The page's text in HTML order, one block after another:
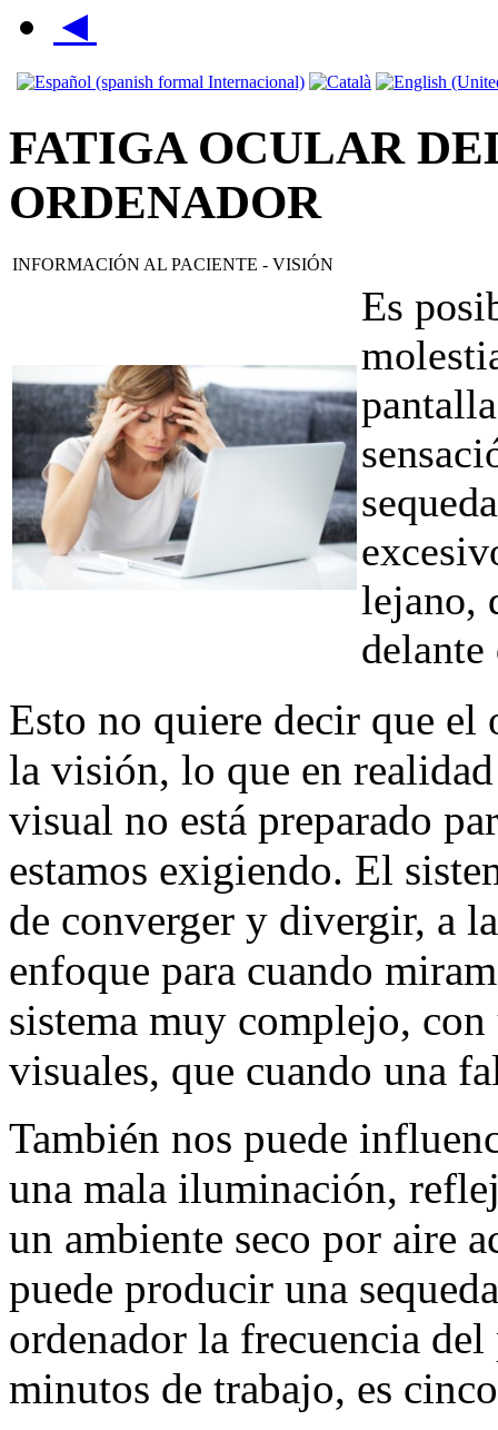
◄
FATIGA OCULAR
ORDENADOR
INFORMACIÓN AL PACIENTE - VISIÓN
Es
lejano,
Esto no quiere decir que el
la visión, lo que en realidad
visual no está preparado
estamos exigiendo. El
de converger y divergir, a
enfoque para cuando
sistema muy complejo,
visuales, que cuando una
También nos puede
una mala iluminación,
un ambiente seco por aire
puede producir una
ordenador la frecuencia del
minutos de trabajo, es